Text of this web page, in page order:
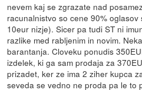
nevem kaj se zgrazate nad
racunalnistvo so cene 90%
10eur nizje). Sicer pa tudi ST ni
razlike med rabljenim in novim.
barantanja. Cloveku ponudis
izdelek, ki ga sam prodaja za
prizadet, ker ze ima 2 ziher kupca
seveda se vedno ne proda pa le to